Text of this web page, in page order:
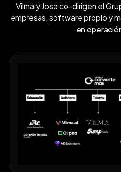
Vilma y Jose co-dirigen el
empresas, software propio y
en